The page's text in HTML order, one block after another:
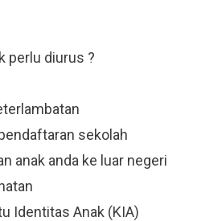
perlu diurus ?
sekolah
anak anda ke luar negeri
Identitas Anak (KIA)